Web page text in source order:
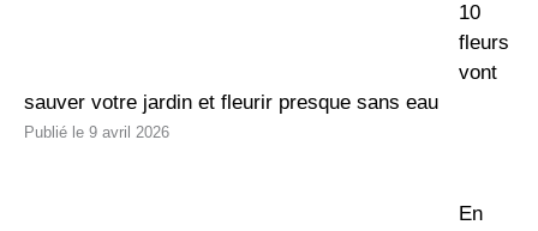
10
fleurs
vont
sauver votre jardin et fleurir presque sans eau
9 avril 2026
En